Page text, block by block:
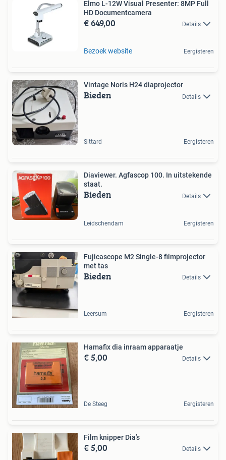
Elmo L-12W Visual Presenter: 8MP Full
HD Documentcamera
€ 649,00 Details
Bezoek website Eergisteren
Vintage Noris H24 diaprojector
Bieden Details
Sittard Eergisteren
Diaviewer. Agfascop 100. In uitstekende
staat.
Bieden Details
Leidschendam Eergisteren
Fujicascope M2 Single-8 filmprojector
met tas
Bieden Details
Leersum Eergisteren
Hamafix dia inraam apparaatje
€ 5,00 Details
De Steeg Eergisteren
Film knipper Dia’s
€ 5,00 Details